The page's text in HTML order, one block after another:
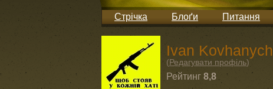
Стрічка Блоґи Питання
Ivan Kovhanych
(Редагувати профіль)
Рейтинг 8,8